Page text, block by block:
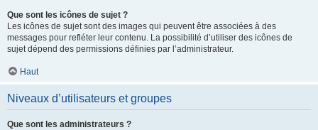
Que sont les icônes de sujet ?
Les icônes de sujet sont des images qui peuvent être associées à des
messages pour refléter leur contenu. La possibilité d’utiliser des icônes de
sujet dépend des permissions définies par l’administrateur.
Haut
Niveaux d’utilisateurs et groupes
Que sont les administrateurs ?